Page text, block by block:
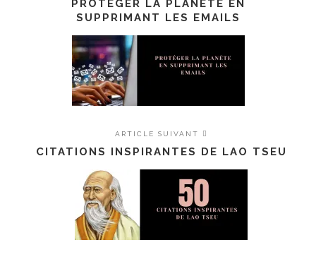
ARTICLE PRÉCÉDENT
PROTÉGER LA PLANÈTE EN
SUPPRIMANT LES EMAILS
ARTICLE SUIVANT
CITATIONS INSPIRANTES DE LAO TSEU